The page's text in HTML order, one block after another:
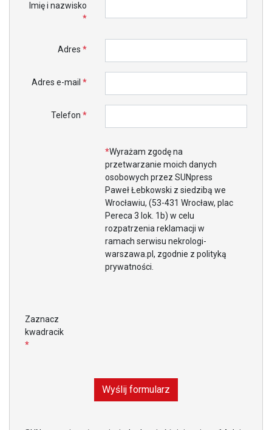
Imię i nazwisko
*
Adres *
Adres e-mail *
Telefon *
*Wyrażam zgodę na
przetwarzanie moich danych
osobowych przez SUNpress
Paweł Łebkowski z siedzibą we
Wrocławiu, (53-431 Wrocław, plac
Pereca 3 lok. 1b) w celu
rozpatrzenia reklamacji w
ramach serwisu nekrologi-
warszawa.pl, zgodnie z polityką
prywatności.
Zaznacz
kwadracik
*